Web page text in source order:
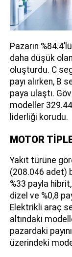
Pazarın
daha düşük
oluşturdu. C
payı alırken, B
paya ulaştı.
modeller
liderliği korudu.
MOTOR
Yakıt türüne
(208.046 adet)
%33 payla
dizel ve %0,8
Elektrikli araç
altındaki
pazardaki
üzerindeki